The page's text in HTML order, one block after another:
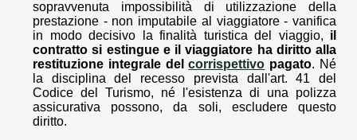
sopravvenuta impossibilità di utilizzazione della
prestazione - non imputabile al viaggiatore - vanifica
in modo decisivo la finalità turistica del viaggio, il
contratto si estingue e il viaggiatore ha diritto alla
restituzione integrale delcorrispettivo pagato. Né
la disciplina del recesso prevista dall'art. 41 del
Codice del Turismo, né l'esistenza di una polizza
assicurativa possono, da soli, escludere questo
diritto.